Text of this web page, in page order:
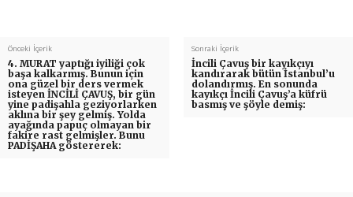
Önceki İçerik
4. MURAT yaptığı iyiliği çok
başa kalkarmış. Bunun için
ona güzel bir ders vermek
isteyen İNCİLİ ÇAVUŞ, bir gün
yine padişahla geziyorlarken
aklına bir şey gelmiş. Yolda
ayağında papuç olmayan bir
fakire rast gelmişler. Bunu
PADİŞAHA göstererek:
Sonraki İçerik
İncili Çavuş bir kayıkçıyı
kandırarak bütün İstanbul’u
dolandırmış. En sonunda
kayıkçı İncili Çavuş’a küfrü
basmış ve şöyle demiş: